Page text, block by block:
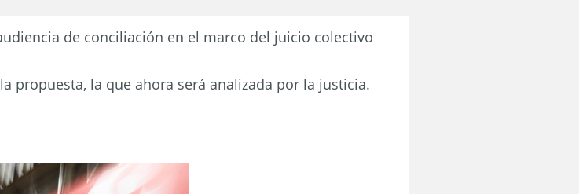
de conciliación en el marco del juicio colectivo
propuesta, la que ahora será analizada por la justicia.